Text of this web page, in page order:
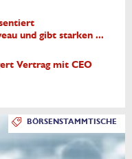
und gibt starken ...
Vertrag mit CEO
BÖRSENSTAMMTISCHE